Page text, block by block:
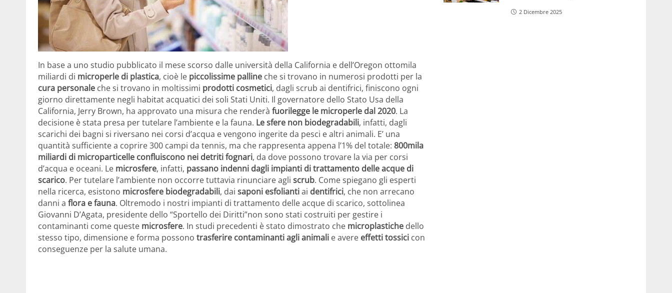
In base a uno studio pubblicato il mese scorso dalle università della California e dell’Oregon ottomila
miliardi di microperle di plastica, cioè le piccolissime palline che si trovano in numerosi prodotti per la
cura personale che si trovano in moltissimi prodotti cosmetici, dagli scrub ai dentifrici, finiscono ogni
giorno direttamente negli habitat acquatici dei soli Stati Uniti. Il governatore dello Stato Usa della
California, Jerry Brown, ha approvato una misura che renderà fuorilegge le microperle dal 2020. La
decisione è stata presa per tutelare l’ambiente e la fauna. Le sfere non biodegradabili, infatti, dagli
scarichi dei bagni si riversano nei corsi d’acqua e vengono ingerite da pesci e altri animali. E’ una
quantità sufficiente a coprire 300 campi da tennis, ma che rappresenta appena l’1% del totale: 800mila
miliardi di microparticelle confluiscono nei detriti fognari, da dove possono trovare la via per corsi
d’acqua e oceani. Le microsfere, infatti, passano indenni dagli impianti di trattamento delle acque di
scarico. Per tutelare l’ambiente non occorre tuttavia rinunciare agli scrub. Come spiegano gli esperti
nella ricerca, esistono microsfere biodegradabili, dai saponi esfoliantiai dentifrici, che non arrecano
danni a flora e fauna. Oltremodo i nostri impianti di trattamento delle acque di scarico, sottolinea
Giovanni D’Agata, presidente dello “Sportello dei Diritti”non sono stati costruiti per gestire i
contaminanti come queste microsfere. In studi precedenti è stato dimostrato che microplastiche dello
stesso tipo, dimensione e forma possono trasferire contaminanti agli animali e avere effetti tossici con
conseguenze per la salute umana.
2 Dicembre 2025